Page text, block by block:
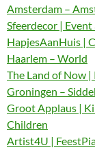
Amsterdam –
Sfeerdecor |
HapjesAanHuis |
Haarlem – World
The Land of Now
Groningen –
Groot Applaus |
Children
Artist4U |